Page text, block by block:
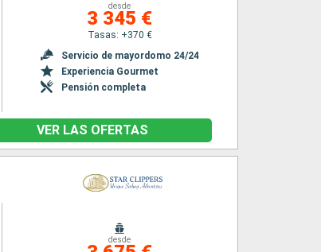
desde
3 345 €
Tasas: +370 €
Servicio de mayordomo 24/24
Experiencia Gourmet
Pensión completa
VER LAS OFERTAS
desde